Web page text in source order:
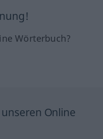
Wörterbuch?
Online